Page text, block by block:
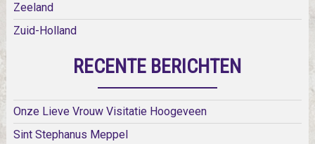
Zeeland
Zuid-Holland
RECENTE BERICHTEN
Onze Lieve Vrouw Visitatie Hoogeveen
Sint Stephanus Meppel